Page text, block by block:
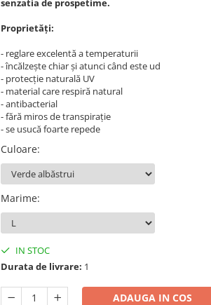
senzatia de prospetime.
Proprietăți:
- reglare excelentă a temperaturii
- încălzește chiar și atunci când este ud
- protecţie naturală UV
- material care respiră natural
- antibacterial
- fără miros de transpiraţie
- se usucă foarte repede
Culoare:
Marime:
IN STOC
Durata de livrare: 1
ADAUGA IN COS